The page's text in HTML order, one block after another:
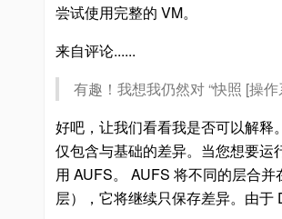
尝试使用完整的 VM。
来自评论......
有趣！我想我仍然对 “快照 [操
好吧，让我们看看我是否可以解
仅包含与基础的差异。当您想要
用 AUFS。 AUFS 将不同的层合
层），它将继续只保存差异。由于